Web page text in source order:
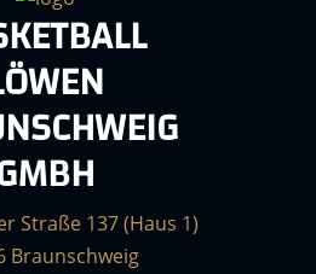
Straße 137 (Haus 1)
Braunschweig